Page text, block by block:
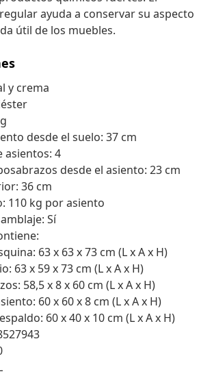
ayuda a conservar su aspecto
útil de los muebles.
y crema
desde el suelo: 37 cm
asientos: 4
desde el asiento: 23 cm
36 cm
110 kg por asiento
Sí
63 x 63 x 73 cm (L x A x H)
63 x 59 x 73 cm (L x A x H)
58,5 x 8 x 60 cm (L x A x H)
60 x 60 x 8 cm (L x A x H)
60 x 40 x 10 cm (L x A x H)